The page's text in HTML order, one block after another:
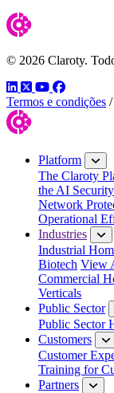
© 2026 Claroty.
LinkedIn
TwitterYouTube
Facebook
Termos e condições /
Platform
The Claroty
the AI
Network
Operational
Industries
Industrial
Biotech View
Commercial
Verticals
Public Sector
Public Sector
Customers
Customer
Training for
Partners